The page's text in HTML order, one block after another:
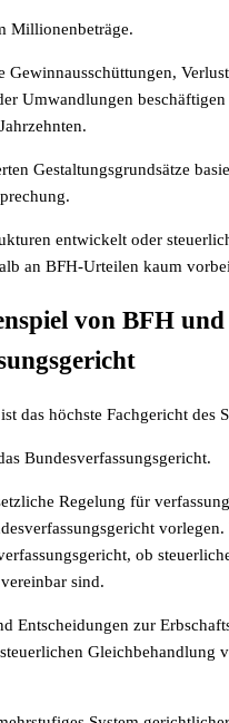
Millionenbeträge.
Gewinnausschüttungen,
Umwandlungen beschäftigen
Gestaltungsgrundsätze
entwickelt oder
an BFH-Urteilen kaum
von BFH und
das höchste Fachgericht des
Bundesverfassungsgericht.
Regelung für
ob
sind.
Entscheidungen zur
Gleichbehandlung